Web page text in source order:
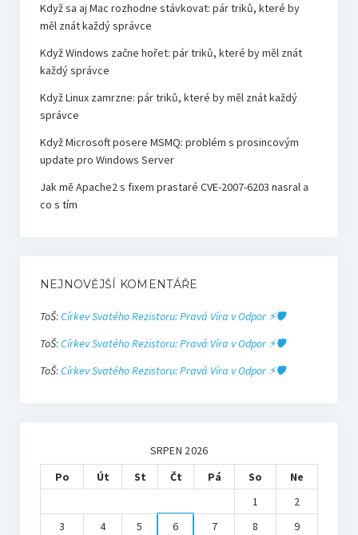
Když sa aj Mac rozhodne stávkovat: pár triků, které by
měl znát každý správce
Když Windows začne hořet: pár triků, které by měl znát
každý správce
Když Linux zamrzne: pár triků, které by měl znát každý
správce
Když Microsoft posere MSMQ: problém s prosincovým
update pro Windows Server
Jak mě Apache2 s fixem prastaré CVE-2007-6203 nasral a
co s tím
NEJNOVĚJŠÍ KOMENTÁŘE
ToŠ: Církev Svatého Rezistoru: Pravá Víra v Odpor ⚡🛡️
ToŠ: Církev Svatého Rezistoru: Pravá Víra v Odpor ⚡🛡️
ToŠ: Církev Svatého Rezistoru: Pravá Víra v Odpor ⚡🛡️
SRPEN 2026
Po
Út St Čt Pá So
Ne
1
2
3
4 5 6 7 8
9